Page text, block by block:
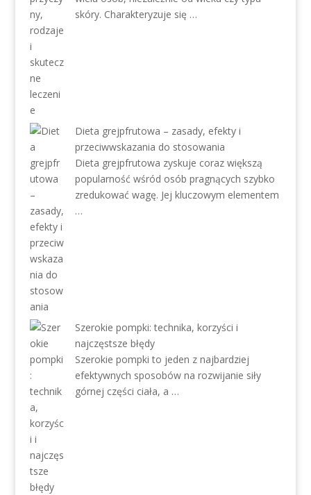
skóry. Charakteryzuje się …
Dieta grejpfrutowa – zasady, efekty i
przeciwwskazania do stosowania
Dieta grejpfrutowa zyskuje coraz większą
popularność wśród osób pragnących szybko
zredukować wagę. Jej kluczowym elementem
…
Szerokie pompki: technika, korzyści i
najczęstsze błędy
Szerokie pompki to jeden z najbardziej
efektywnych sposobów na rozwijanie siły
górnej części ciała, a …